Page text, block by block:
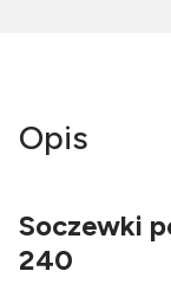
Opis
Soczewki
240